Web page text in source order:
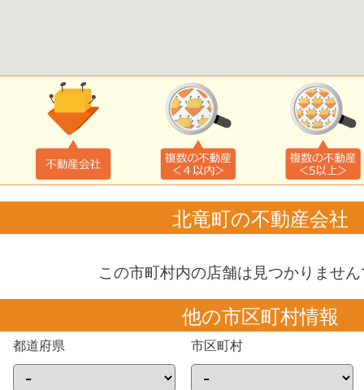
北竜町の不動産会社
この市町村内の店舗は見つかりませ
他の市区町村情報
都道府県 市区町村